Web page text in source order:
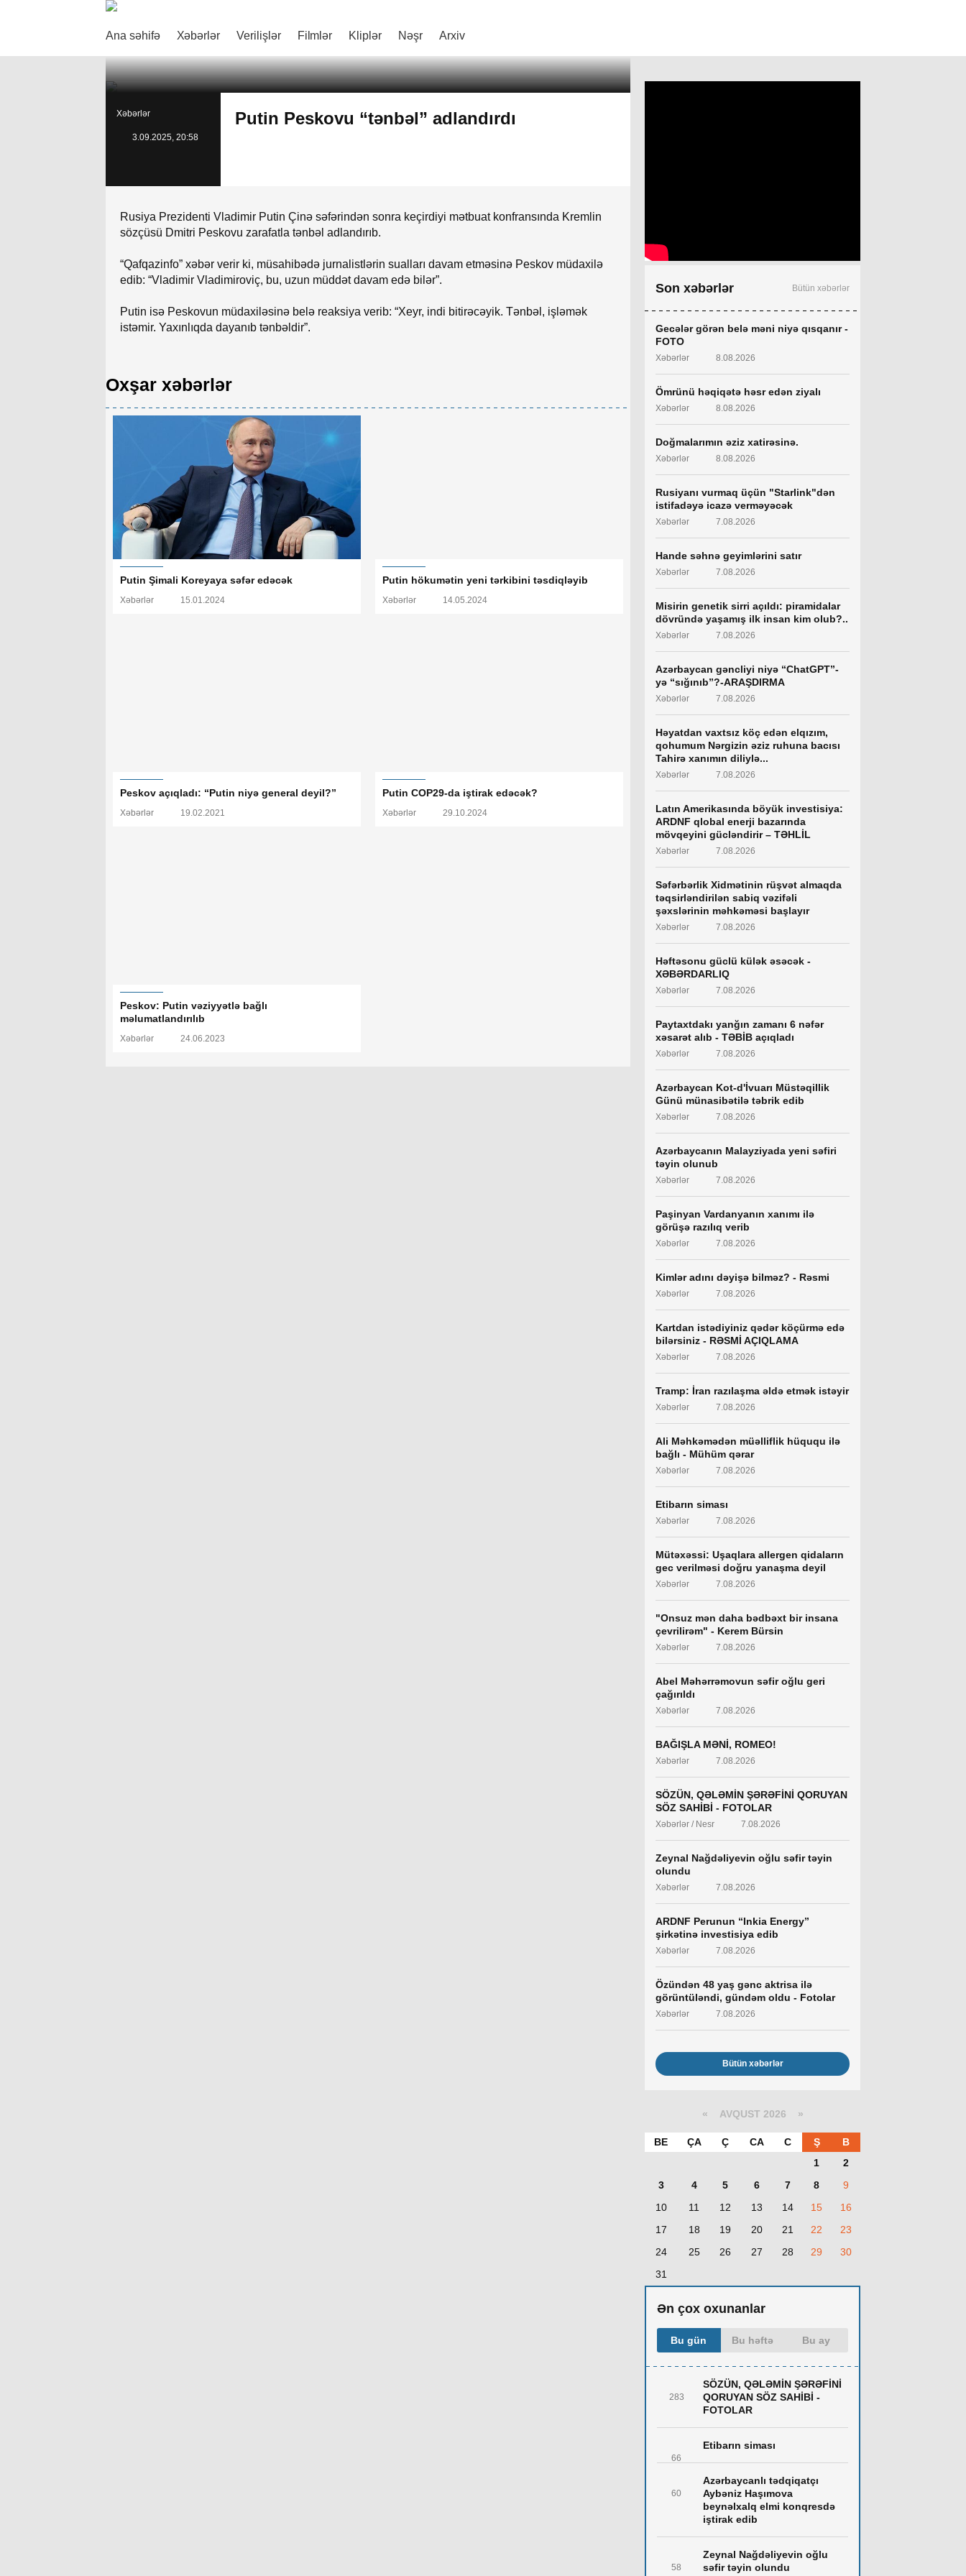
Ana səhifə Xəbərlər Verilişlər Filmlər Kliplər Nəşr Arxiv
Xəbərlər
3.09.2025, 20:58
Putin Peskovu “tənbəl” adlandırdı
Rusiya Prezidenti Vladimir Putin Çinə səfərindən sonra keçirdiyi mətbuat konfransında Kremlin
sözçüsü Dmitri Peskovu zarafatla tənbəl adlandırıb.
“Qafqazinfo” xəbər verir ki, müsahibədə jurnalistlərin sualları davam etməsinə Peskov müdaxilə
edib: “Vladimir Vladimiroviç, bu, uzun müddət davam edə bilər”.
Putin isə Peskovun müdaxiləsinə belə reaksiya verib: “Xeyr, indi bitirəcəyik. Tənbəl, işləmək
istəmir. Yaxınlıqda dayanıb tənbəldir”.
Oxşar xəbərlər
Putin Şimali Koreyaya səfər edəcək
Xəbərlər 15.01.2024
Putin hökumətin yeni tərkibini təsdiqləyib
Xəbərlər 14.05.2024
Peskov açıqladı: “Putin niyə general deyil?”
Xəbərlər 19.02.2021
Putin COP29-da iştirak edəcək?
Xəbərlər 29.10.2024
Peskov: Putin vəziyyətlə bağlı
məlumatlandırılıb
Xəbərlər 24.06.2023
Son xəbərlər Bütün xəbərlər
Gecələr görən belə məni niyə qısqanır -
FOTO
Xəbərlər 8.08.2026
Ömrünü həqiqətə həsr edən ziyalı
Xəbərlər 8.08.2026
Doğmalarımın əziz xatirəsinə.
Xəbərlər 8.08.2026
Rusiyanı vurmaq üçün "Starlink"dən
istifadəyə icazə verməyəcək
Xəbərlər 7.08.2026
Hande səhnə geyimlərini satır
Xəbərlər 7.08.2026
Misirin genetik sirri açıldı: piramidalar
dövründə yaşamış ilk insan kim olub?..
Xəbərlər 7.08.2026
Azərbaycan gəncliyi niyə “ChatGPT”-
yə “sığınıb”?-ARAŞDIRMA
Xəbərlər 7.08.2026
Həyatdan vaxtsız köç edən elqızım,
qohumum Nərgizin əziz ruhuna bacısı
Tahirə xanımın diliylə...
Xəbərlər 7.08.2026
Latın Amerikasında böyük investisiya:
ARDNF qlobal enerji bazarında
mövqeyini gücləndirir – TƏHLİL
Xəbərlər 7.08.2026
Səfərbərlik Xidmətinin rüşvət almaqda
təqsirləndirilən sabiq vəzifəli
şəxslərinin məhkəməsi başlayır
Xəbərlər 7.08.2026
Həftəsonu güclü külək əsəcək -
XƏBƏRDARLIQ
Xəbərlər 7.08.2026
Paytaxtdakı yanğın zamanı 6 nəfər
xəsarət alıb - TƏBİB açıqladı
Xəbərlər 7.08.2026
Azərbaycan Kot-d'İvuarı Müstəqillik
Günü münasibətilə təbrik edib
Xəbərlər 7.08.2026
Azərbaycanın Malayziyada yeni səfiri
təyin olunub
Xəbərlər 7.08.2026
Paşinyan Vardanyanın xanımı ilə
görüşə razılıq verib
Xəbərlər 7.08.2026
Kimlər adını dəyişə bilməz? - Rəsmi
Xəbərlər 7.08.2026
Kartdan istədiyiniz qədər köçürmə edə
bilərsiniz - RƏSMİ AÇIQLAMA
Xəbərlər 7.08.2026
Tramp: İran razılaşma əldə etmək istəyir
Xəbərlər 7.08.2026
Ali Məhkəmədən müəlliflik hüququ ilə
bağlı - Mühüm qərar
Xəbərlər 7.08.2026
Etibarın siması
Xəbərlər 7.08.2026
Mütəxəssi: Uşaqlara allergen qidaların
gec verilməsi doğru yanaşma deyil
Xəbərlər 7.08.2026
"Onsuz mən daha bədbəxt bir insana
çevrilirəm" - Kerem Bürsin
Xəbərlər 7.08.2026
Abel Məhərrəmovun səfir oğlu geri
çağırıldı
Xəbərlər 7.08.2026
BAĞIŞLA MƏNİ, ROMEO!
Xəbərlər 7.08.2026
SÖZÜN, QƏLƏMİN ŞƏRƏFİNİ QORUYAN
SÖZ SAHİBİ - FOTOLAR
Xəbərlər / Nesr 7.08.2026
Zeynal Nağdəliyevin oğlu səfir təyin
olundu
Xəbərlər 7.08.2026
ARDNF Perunun “Inkia Energy”
şirkətinə investisiya edib
Xəbərlər 7.08.2026
Özündən 48 yaş gənc aktrisa ilə
görüntüləndi, gündəm oldu - Fotolar
Xəbərlər 7.08.2026
Bütün xəbərlər
« AVQUST 2026 »
BE ÇA Ç CA C Ş
B
1
2
3
4 5 6 7 8
9
10
11 12 13 14 15
16
17
18 19 20 21 22
23
24
25 26 27 28 29
30
31
Ən çox oxunanlar
Bu gün Bu həftə Bu ay
283
SÖZÜN, QƏLƏMİN ŞƏRƏFİNİ
QORUYAN SÖZ SAHİBİ -
FOTOLAR
66
Etibarın siması
60
Azərbaycanlı tədqiqatçı
Aybəniz Haşımova
beynəlxalq elmi konqresdə
iştirak edib
58
Zeynal Nağdəliyevin oğlu
səfir təyin olundu